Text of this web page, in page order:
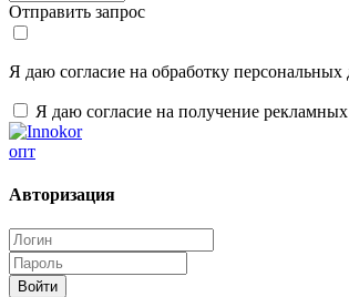
Отправить запрос
Я даю согласие на обработку
Я даю согласие на получение
опт
Авторизация